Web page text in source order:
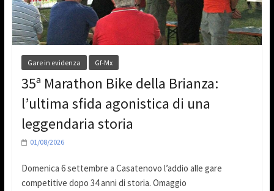
Gare in evidenza Gf-Mx
35ª Marathon Bike della Brianza:
l’ultima sfida agonistica di una
leggendaria storia
01/08/2026
Domenica 6 settembre a Casatenovo l’addio alle gare
competitive dopo 34 anni di storia. Omaggio